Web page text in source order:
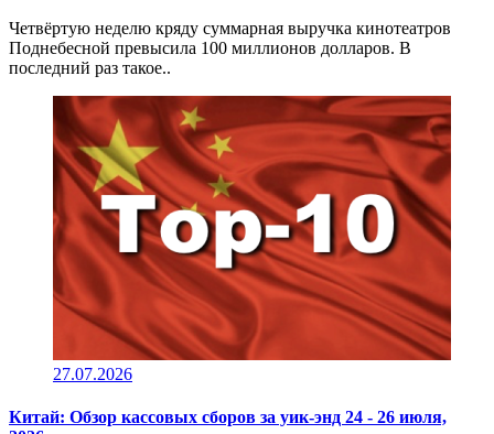
Четвёртую неделю кряду суммарная выручка кинотеатров
Поднебесной превысила 100 миллионов долларов. В
последний раз такое..
27.07.2026
Китай: Обзор кассовых сборов за уик-энд 24 - 26 июля,